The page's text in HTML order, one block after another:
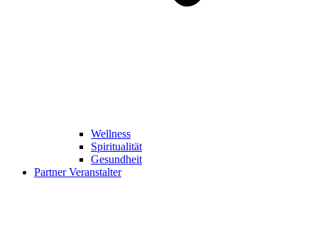
Wellness
Spiritualität
Gesundheit
Partner Veranstalter